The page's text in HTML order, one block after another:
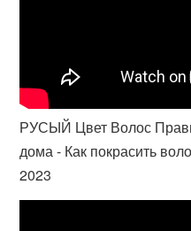
РУСЫЙ Цвет Волос
дома - Как покрасить
2023